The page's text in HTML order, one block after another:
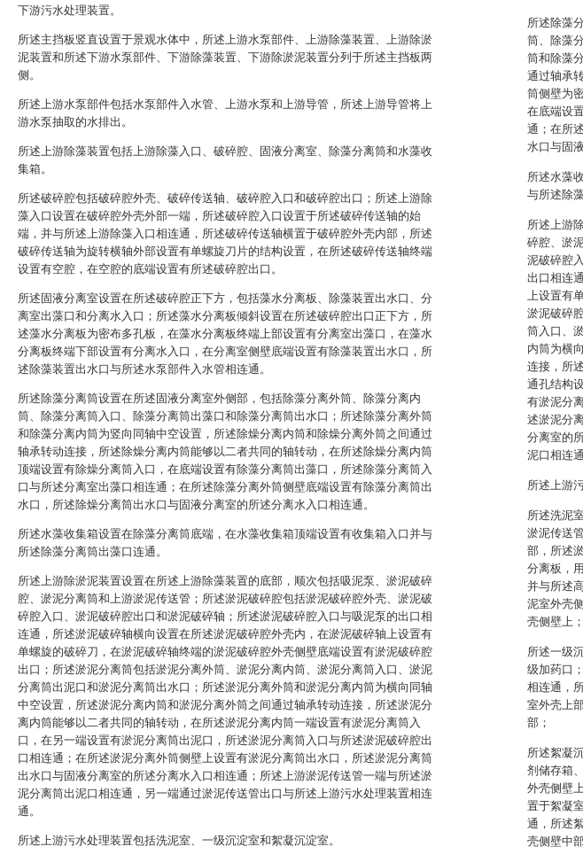
下游污水处理装置。
所述主挡板竖直设置于景观水体中，所述上游水泵部件、上游除藻装置、上游除淤
泥装置和所述下游水泵部件、下游除藻装置、下游除淤泥装置分列于所述主挡板两
侧。
所述上游水泵部件包括水泵部件入水管、上游水泵和上游导管，所述上游导管将上
游水泵抽取的水排出。
所述上游除藻装置包括上游除藻入口、破碎腔、固液分离室、除藻分离筒和水藻收
集箱。
所述破碎腔包括破碎腔外壳、破碎传送轴、破碎腔入口和破碎腔出口；所述上游除
藻入口设置在破碎腔外壳外部一端，所述破碎腔入口设置于所述破碎传送轴的始
端，并与所述上游除藻入口相连通，所述破碎传送轴横置于破碎腔外壳内部，所述
破碎传送轴为旋转横轴外部设置有单螺旋刀片的结构设置，在所述破碎传送轴终端
设置有空腔，在空腔的底端设置有所述破碎腔出口。
所述固液分离室设置在所述破碎腔正下方，包括藻水分离板、除藻装置出水口、分
离室出藻口和分离水入口；所述藻水分离板倾斜设置在所述破碎腔出口正下方，所
述藻水分离板为密布多孔板，在藻水分离板终端上部设置有分离室出藻口，在藻水
分离板终端下部设置有分离水入口，在分离室侧壁底端设置有除藻装置出水口，所
述除藻装置出水口与所述水泵部件入水管相连通。
所述除藻分离筒设置在所述固液分离室外侧部，包括除藻分离外筒、除藻分离内
筒、除藻分离筒入口、除藻分离筒出藻口和除藻分离筒出水口；所述除藻分离外筒
和除藻分离内筒为竖向同轴中空设置，所述除燥分离内筒和除燥分离外筒之间通过
轴承转动连接，所述除燥分离内筒能够以二者共同的轴转动，在所述除燥分离内筒
顶端设置有除燥分离筒入口，在底端设置有除藻分离筒出藻口，所述除藻分离筒入
口与所述分离室出藻口相连通；在所述除藻分离外筒侧壁底端设置有除藻分离筒出
水口，所述除燥分离筒出水口与固液分离室的所述分离水入口相连通。
所述水藻收集箱设置在除藻分离筒底端，在水藻收集箱顶端设置有收集箱入口并与
所述除藻分离筒出藻口连通。
所述上游除淤泥装置设置在所述上游除藻装置的底部，顺次包括吸泥泵、淤泥破碎
腔、淤泥分离筒和上游淤泥传送管；所述淤泥破碎腔包括淤泥破碎腔外壳、淤泥破
碎腔入口、淤泥破碎腔出口和淤泥破碎轴；所述淤泥破碎腔入口与吸泥泵的出口相
连通，所述淤泥破碎轴横向设置在所述淤泥破碎腔外壳内，在淤泥破碎轴上设置有
单螺旋的破碎刀，在淤泥破碎轴终端的淤泥破碎腔外壳侧壁底端设置有淤泥破碎腔
出口；所述淤泥分离筒包括淤泥分离外筒、淤泥分离内筒、淤泥分离筒入口、淤泥
分离筒出泥口和淤泥分离筒出水口；所述淤泥分离外筒和淤泥分离内筒为横向同轴
中空设置，所述淤泥分离内筒和淤泥分离外筒之间通过轴承转动连接，所述淤泥分
离内筒能够以二者共同的轴转动，在所述淤泥分离内筒一端设置有淤泥分离筒入
口，在另一端设置有淤泥分离筒出泥口，所述淤泥分离筒入口与所述淤泥破碎腔出
口相连通；在所述淤泥分离外筒侧壁上设置有淤泥分离筒出水口，所述淤泥分离筒
出水口与固液分离室的所述分离水入口相连通；所述上游淤泥传送管一端与所述淤
泥分离筒出泥口相连通，另一端通过淤泥传送管出口与所述上游污水处理装置相连
通。
所述上游污水处理装置包括洗泥室、一级沉淀室和絮凝沉淀室。
所述除藻
筒、除藻
筒和除藻
通过轴承
筒侧壁为
在底端设
通；在所
水口与固
所述水藻
与所述除
所述上游
碎腔、淤
泥破碎腔
出口相连
上设置有
淤泥破碎
筒入口、
内筒为横
连接，所
通孔结构
有淤泥分
述淤泥分
分离室的
泥口相连
所述上游
所述洗泥
淤泥传送
部，所述
分离板，
并与所述
泥室外壳
壳侧壁上；
所述一级
级加药口
相连通，
室外壳上
部；
所述絮凝
剂储存箱
外壳侧壁
置于絮凝
通，所述
壳侧壁中